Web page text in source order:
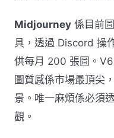
Midjourney 係目前
具，透過 Discord 操
供每月 200 張圖。
圖質感係市場最頂尖
景。唯一麻煩係必須
觀。